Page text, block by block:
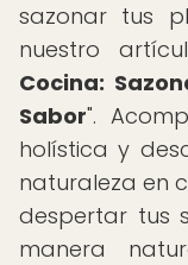
sazonar tus
nuestro
Cocina:
Sabor".
holística y
naturaleza en
despertar tus
manera